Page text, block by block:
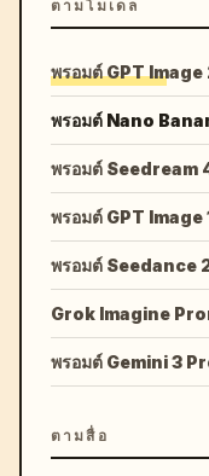
ตามโมเดล
พรอมต์ GPT Image
พรอมต์ Nano
พรอมต์ Seedream
พรอมต์ GPT Image
พรอมต์ Seedance
Grok Imagine
พรอมต์ Gemini 3
ตามสื่อ